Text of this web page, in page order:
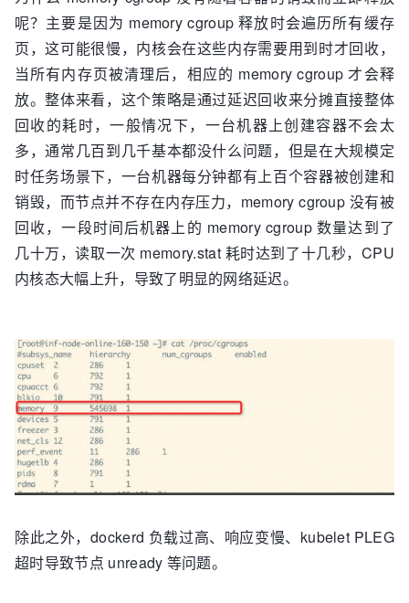
呢？主要是因为 memory cgroup 释放时会遍历所有缓存
页，这可能很慢，内核会在这些内存需要用到时才回收，
当所有内存页被清理后，相应的 memory cgroup 才会释
放。整体来看，这个策略是通过延迟回收来分摊直接整体
回收的耗时，一般情况下，一台机器上创建容器不会太
多，通常几百到几千基本都没什么问题，但是在大规模定
时任务场景下，一台机器每分钟都有上百个容器被创建和
销毁，而节点并不存在内存压力，memory cgroup 没有被
回收，一段时间后机器上的 memory cgroup 数量达到了
几十万，读取一次 memory.stat 耗时达到了十几秒，CPU
内核态大幅上升，导致了明显的网络延迟。
除此之外，dockerd 负载过高、响应变慢、kubelet PLEG
超时导致节点 unready 等问题。